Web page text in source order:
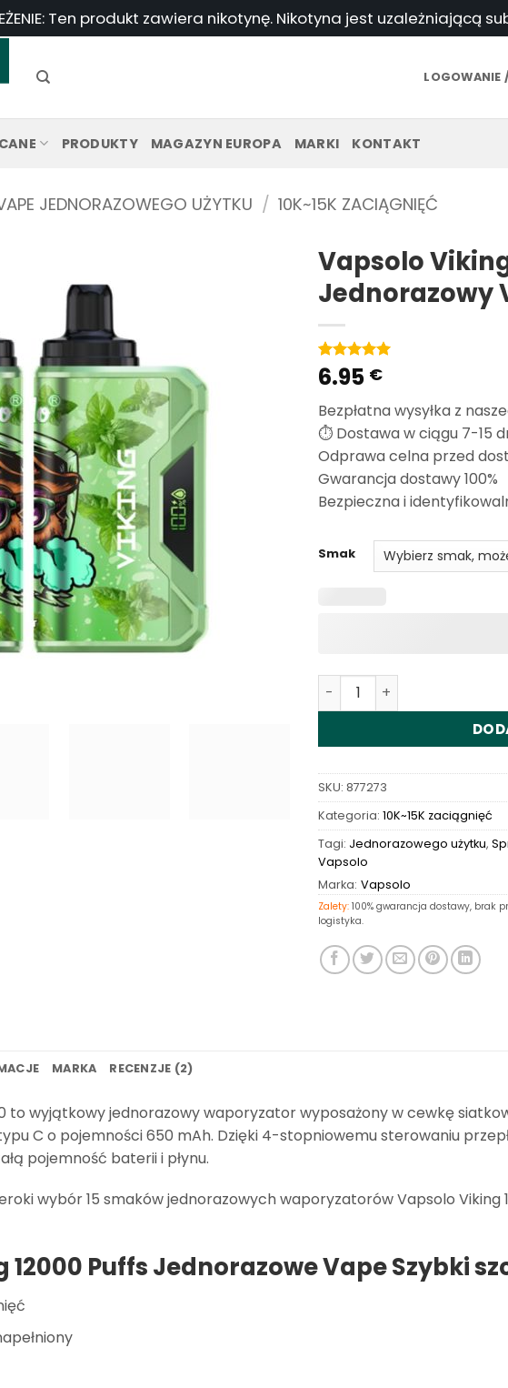
Ten produkt zawiera nikotynę. Nikotyna jest uzależniającą
LOGOWANIE
PRODUKTY MAGAZYN EUROPA MARKI KONTAKT
JEDNORAZOWEGO UŻYTKU / 10K~15K ZACIĄGNIĘĆ
Vapsolo
Jednorazowy
Ocena5 na
5 w
2
ocen
klientów
6.95 €
Bezpłatna wysyłka z
⏱️ Dostawa w ciągu 7-15
Odprawa celna przed
Gwarancja dostawy 100%
Bezpieczna i
Smak
Ilość Vapsolo Viking
SKU: 877273
Kategoria: 10K~15K zaciągnięć
Tagi: Jednorazowego użytku,
Vapsolo
Marka: Vapsolo
Zalety: 100% gwarancja dostawy, brak
logistyka.
MARKA RECENZJE (2)
to wyjątkowy jednorazowy waporyzator wyposażony w cewkę
C o pojemności 650 mAh. Dzięki 4-stopniowemu sterowaniu
pojemność baterii i płynu.
wybór 15 smaków jednorazowych waporyzatorów Vapsolo Viking
Puffs Jednorazowe Vape Szybki